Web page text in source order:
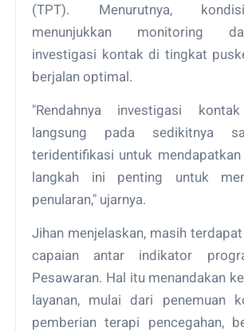
(TPT). Menurutnya,
menunjukkan monitoring
investigasi kontak di tingkat
berjalan optimal.
"Rendahnya investigasi
langsung pada sedikitnya
teridentifikasi untuk mendapatkan
langkah ini penting untuk
penularan," ujarnya.
Jihan menjelaskan, masih
capaian antar indikator
Pesawaran. Hal itu menandakan
layanan, mulai dari penemuan
pemberian terapi pencegahan,